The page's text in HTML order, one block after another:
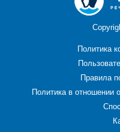
Политика
Правила
Политика в отношении